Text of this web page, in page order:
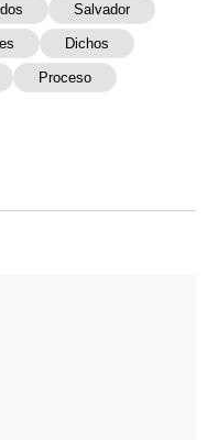
Salvador
Dichos
Proceso